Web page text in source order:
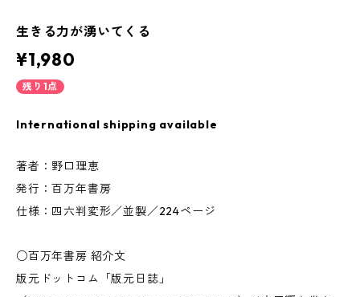
生きる力が湧いてくる
¥1,980
残り1点
International shipping available
著者：野口理恵
発行：百万年書房
仕様：四六判変形／並製／224ページ
○百万年書房 紹介文
版元ドットコム「版元日誌」